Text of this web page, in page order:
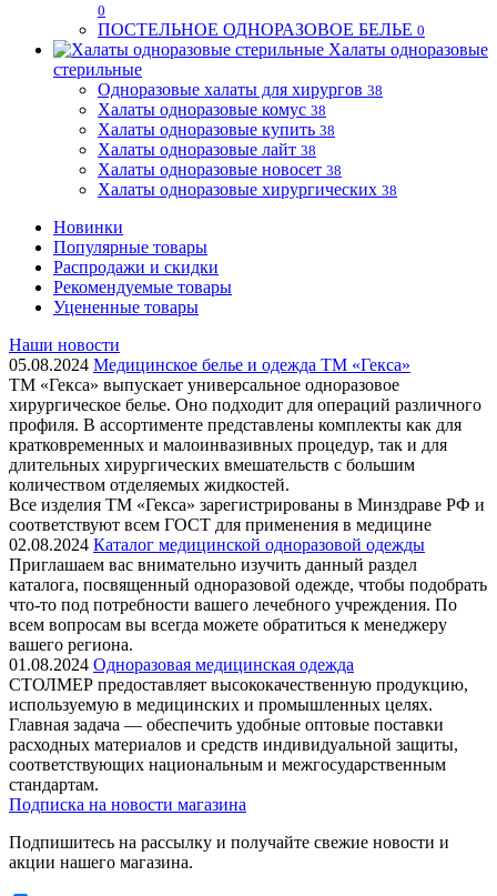
0
ПОСТЕЛЬНОЕ ОДНОРАЗОВОЕ БЕЛЬЕ 0
Халаты одноразовые
стерильные
Одноразовые халаты для хирургов 38
Халаты одноразовые комус 38
Халаты одноразовые купить 38
Халаты одноразовые лайт 38
Халаты одноразовые новосет 38
Халаты одноразовые хирургических 38
Новинки
Популярные товары
Распродажи и скидки
Рекомендуемые товары
Уцененные товары
Наши новости
05.08.2024 Медицинское белье и одежда ТМ «Гекса»
ТМ «Гекса» выпускает универсальное одноразовое
хирургическое белье. Оно подходит для операций различного
профиля. В ассортименте представлены комплекты как для
кратковременных и малоинвазивных процедур, так и для
длительных хирургических вмешательств с большим
количеством отделяемых жидкостей.
Все изделия ТМ «Гекса» зарегистрированы в Минздраве РФ и
соответствуют всем ГОСТ для применения в медицине
02.08.2024 Каталог медицинской одноразовой одежды
Приглашаем вас внимательно изучить данный раздел
каталога, посвященный одноразовой одежде, чтобы подобрать
что-то под потребности вашего лечебного учреждения. По
всем вопросам вы всегда можете обратиться к менеджеру
вашего региона.
01.08.2024 Одноразовая медицинская одежда
СТОЛМЕР предоставляет высококачественную продукцию,
используемую в медицинских и промышленных целях.
Главная задача — обеспечить удобные оптовые поставки
расходных материалов и средств индивидуальной защиты,
соответствующих национальным и межгосударственным
стандартам.
Подписка на новости магазина
Подпишитесь на рассылку и получайте свежие новости и
акции нашего магазина.